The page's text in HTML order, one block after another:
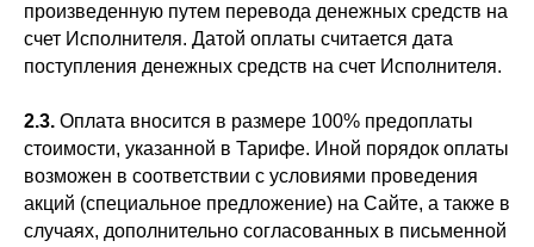
произведенную путем перевода денежных средств на
счет Исполнителя. Датой оплаты считается дата
поступления денежных средств на счет Исполнителя.
2.3. Оплата вносится в размере 100% предоплаты
стоимости, указанной в Тарифе. Иной порядок оплаты
возможен в соответствии с условиями проведения
акций (специальное предложение) на Сайте, а также в
случаях, дополнительно согласованных в письменной